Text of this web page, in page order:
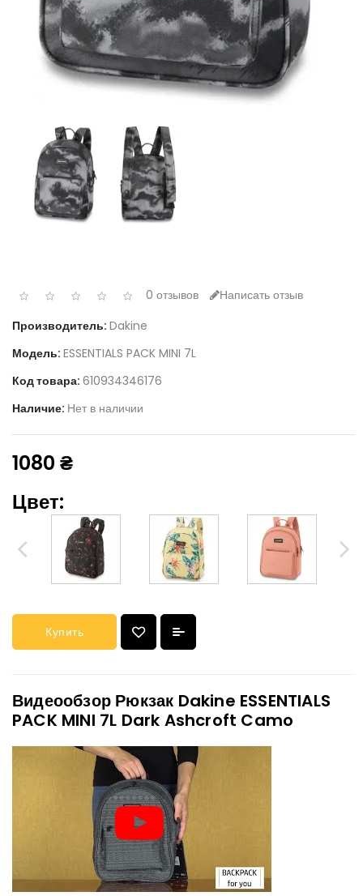
0 отзывов
Написать отзыв
Производитель: Dakine
Модель: ESSENTIALS PACK MINI 7L
Код товара: 610934346176
Наличие: Нет в наличии
1080 ₴
Цвет:
Купить
Видеообзор Рюкзак Dakine ESSENTIALS
PACK MINI 7L Dark Ashcroft Camo